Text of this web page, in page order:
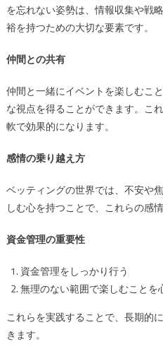
を忘れない姿勢は、情報収集や戦
裕を持つための大切な要素です。
仲間との共有
仲間と一緒にイベントを楽しむこ
な視点を得ることができます。こ
軟で効果的になります。
感情の乗り越え方
ベッティングの世界では、不安や
しむ心を持つことで、これらの感
資金管理の重要性
資金管理をしっかり行う
無理のない範囲で楽しむことを
これらを実践することで、長期的
きます。